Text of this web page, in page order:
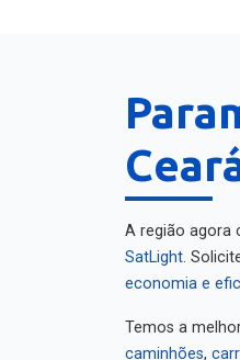
A região agora
SatLight .
economia e
Temos a
caminhões